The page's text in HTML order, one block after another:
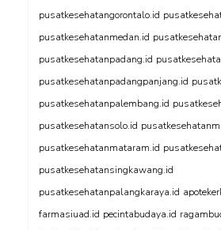
pusatkesehatangorontalo.id
pusatkesehatanmedan.id
pusatkesehatanpadang.id
pusatkesehatanpadangpanjang.id
pusatkesehatanpalembang.id
pusatkesehatansolo.id
pusatkesehatanmataram.id
pusatkesehatansingkawang.id
pusatkesehatanpalangkaraya.id
farmasiuad.id pecintabudaya.id